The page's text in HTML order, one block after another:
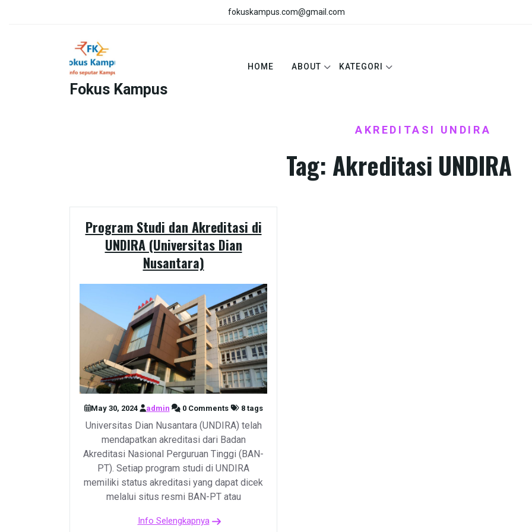
fokuskampus.com@gmail.com
Fokus Kampus
HOME ABOUT KATEGORI
/AKREDITASI UNDIRA
Tag: Akreditasi UNDIRA
Program Studi dan Akreditasi di
UNDIRA (Universitas Dian
Nusantara)
May 30, 2024 admin 0 Comments 8 tags
Universitas Dian Nusantara (UNDIRA) telah
mendapatkan akreditasi dari Badan
Akreditasi Nasional Perguruan Tinggi (BAN-
PT). Setiap program studi di UNDIRA
memiliki status akreditasi yang dapat dicek
melalui situs resmi BAN-PT atau
Info Selengkapnya